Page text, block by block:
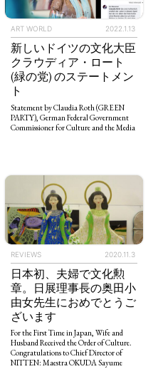
RANKING
ART WORLD 2022.1.13
新しいドイツの文化大臣
クラウディア・ロート
(緑の党) のステートメン
ト
Statement by Claudia Roth (GREEN
PARTY), German Federal Government
Commissioner for Culture and the Media
REVIEWS 2020.11.3
日本初、夫婦で文化勲
章。日展理事長の奥田小
由女先生におめでとうご
ざいます
For the First Time in Japan, Wife and
Husband Received the Order of Culture.
Congratulations to Chief Director of
NITTEN: Maestra OKUDA Sayume